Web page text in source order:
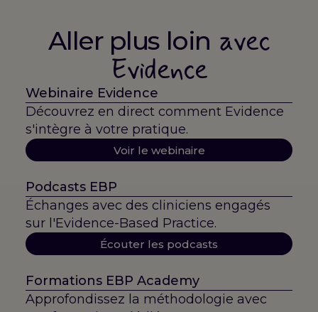
Aller plus loin avec
Evidence
Webinaire Evidence
Découvrez en direct comment Evidence
s'intègre à votre pratique.
Voir le webinaire
Podcasts EBP
Échanges avec des cliniciens engagés
sur l'Evidence-Based Practice.
Écouter les podcasts
Formations EBP Academy
Approfondissez la méthodologie avec